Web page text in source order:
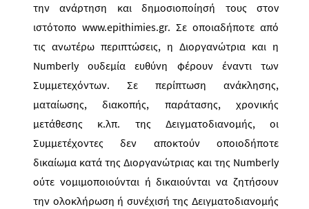
την ανάρτηση και δημοσιοποίησή τους στοv
ιστότοπο www.epithimies.gr. Σε οποιαδήποτε από
τις ανωτέρω περιπτώσεις, η Διοργανώτρια και η
Numberly ουδεμία ευθύνη φέρουν έναντι των
Συμμετεχόντων. Σε περίπτωση ανάκλησης,
ματαίωσης, διακοπής, παράτασης, χρονικής
μετάθεσης κ.λπ. της Δειγματοδιανομής, οι
Συμμετέχοντες δεν αποκτούν οποιοδήποτε
δικαίωμα κατά της Διοργανώτριας και της Numberly
ούτε νομιμοποιούνται ή δικαιούνται να ζητήσουν
την ολοκλήρωση ή συνέχισή της Δειγματοδιανομής